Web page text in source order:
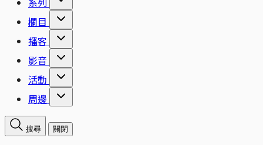
欄目
播客
影音
活動
周邊
搜尋 關閉